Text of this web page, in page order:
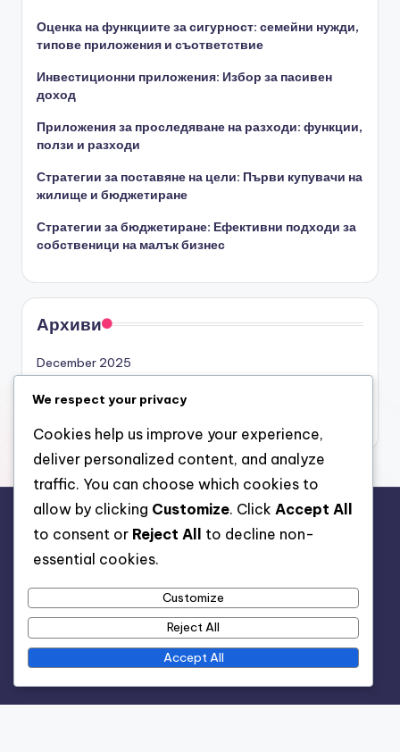
Оценка на функциите за сигурност: семейни нужди,
типове приложения и съответствие
Инвестиционни приложения: Избор за пасивен
доход
Приложения за проследяване на разходи: функции,
ползи и разходи
Стратегии за поставяне на цели: Първи купувачи на
жилище и бюджетиране
Стратегии за бюджетиране: Ефективни подходи за
собственици на малък бизнес
Архиви
December 2025
Бързи връзки
Свържете се с нас
Относно
Условия и условия
Политика за поверителност
Бисквитки и проследяване
We respect your privacy
Cookies help us improve your experience,
deliver personalized content, and analyze
traffic. You can choose which cookies to
allow by clicking Customize. Click Accept All
to consent or Reject All
to decline non-
essential cookies.
Customize
Reject All
Accept All